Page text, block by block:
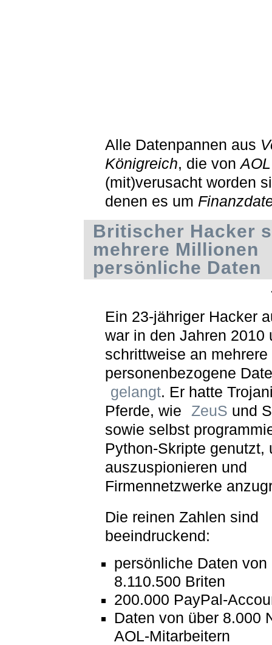
Alle Datenpannen aus
Königreich, die vonAOL
(mit)verusacht worden
denen es um
Britischer Hacker
mehrere Millionen
persönliche Daten
Ein 23-jähriger Hacker
war in den Jahren 2010
schrittweise an
personenbezogene
gelangt. Er hatte
Pferde, wie
ZeuS und
sowie selbst
Python-Skripte genutzt,
auszuspionieren und
Firmennetzwerke
Die reinen Zahlen sind
beeindruckend:
persönliche Daten von
8.110.500 Briten
200.000 PayPal-
Daten von über 8.000
AOL-Mitarbeitern